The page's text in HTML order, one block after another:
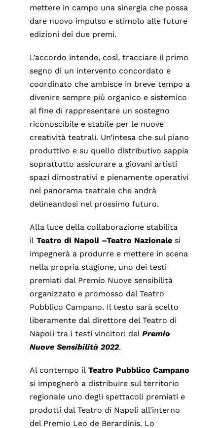
mettere in campo una sinergia che possa
dare nuovo impulso e stimolo alle future
edizioni dei due premi.
L’accordo intende, così, tracciare il primo
segno di un intervento concordato e
coordinato che ambisce in breve tempo a
divenire sempre più organico e sistemico
al fine di rappresentare un sostegno
riconoscibile e stabile per le nuove
creatività teatrali. Un’intesa che sul piano
produttivo e su quello distributivo sappia
soprattutto assicurare a giovani artisti
spazi dimostrativi e pienamente operativi
nel panorama teatrale che andrà
delineandosi nel prossimo futuro.
Alla luce della collaborazione stabilita
il Teatro di Napoli –Teatro Nazionale si
impegnerà a produrre e mettere in scena
nella propria stagione, uno dei testi
premiati dal Premio Nuove sensibilità
organizzato e promosso dal Teatro
Pubblico Campano. Il testo sarà scelto
liberamente dal direttore del Teatro di
Napoli tra i testi vincitori del Premio
Nuove Sensibilità 2022.
Al contempo il Teatro Pubblico Campano
si impegnerò a distribuire sul territorio
regionale uno degli spettacoli premiati e
prodotti dal Teatro di Napoli all’interno
del Premio Leo de Berardinis. Lo